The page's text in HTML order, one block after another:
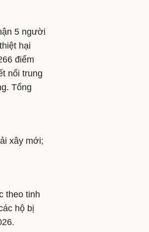
5 người
hại
điểm
nối trung
Tổng
xây mới;
theo tinh
hộ bị